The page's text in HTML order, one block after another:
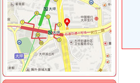
重庆海关年报
2012年重庆海关税务、昆明海关税务报考条件？
长江经济带海关“12关如1关”云南有望年底前加入
全国通关一体化启动重庆海关办理张报关单_新
重庆海关顺利切换全国通关一体化模式渝企可享“
重庆海关关于2012年度录用公务员面试工作有关
2013年重庆海关公告第1号-报关员-报名网